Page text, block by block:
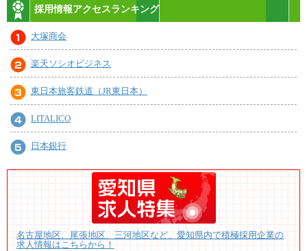
採用情報アクセスランキング
大塚商会
楽天ソシオビジネス
東日本旅客鉄道（JR東日本）
LITALICO
日本銀行
名古屋地区、尾張地区、三河地区など、愛知県内で積極採用企業の
求人情報はこちらから！